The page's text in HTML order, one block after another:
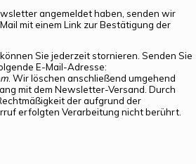
angemeldet haben, senden wir
mit einem Link zur Bestätigung der
Sie jederzeit stornieren. Senden Sie
E-Mail-Adresse:
. Wir löschen anschließend umgehend
mit dem Newsletter-Versand. Durch
der aufgrund der
erfolgten Verarbeitung nicht berührt.